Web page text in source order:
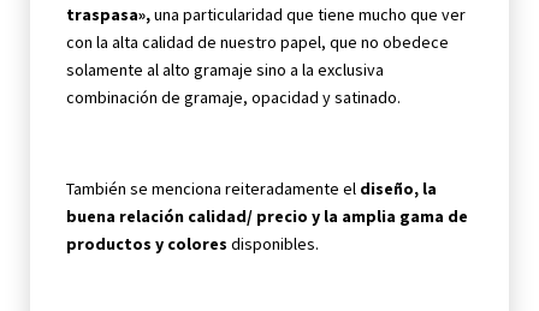
traspasa»,una particularidad que tiene mucho que ver
con la alta calidad de nuestro papel, que no obedece
solamente al alto gramaje sino a la exclusiva
combinación de gramaje, opacidad y satinado.
También se menciona reiteradamente el diseño, la
buena relación calidad/ precio y la amplia gama de
productos y colores disponibles.